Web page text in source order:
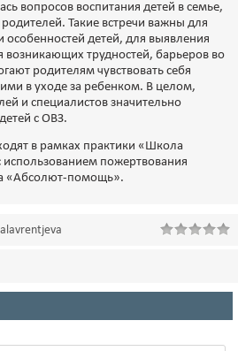
вопросов воспитания детей в семье,
Такие встречи важны для
детей, для выявления
возникающих трудностей, барьеров во
родителям чувствовать себя
в уходе за ребенком. В целом,
и специалистов значительно
с ОВЗ.
в рамках практики «Школа
пожертвования
«Абсолют-помощь».